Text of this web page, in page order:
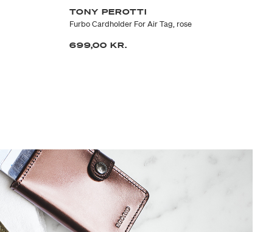
TONY PEROTTI
Furbo Cardholder For Air Tag, rose
699,00 KR.